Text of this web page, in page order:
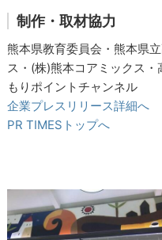
制作・取材協力
熊本県教育委員会・熊本県
ス・(株)熊本コアミックス
もりポイントチャンネル
企業プレスリリース詳細へ
PR TIMESトップへ